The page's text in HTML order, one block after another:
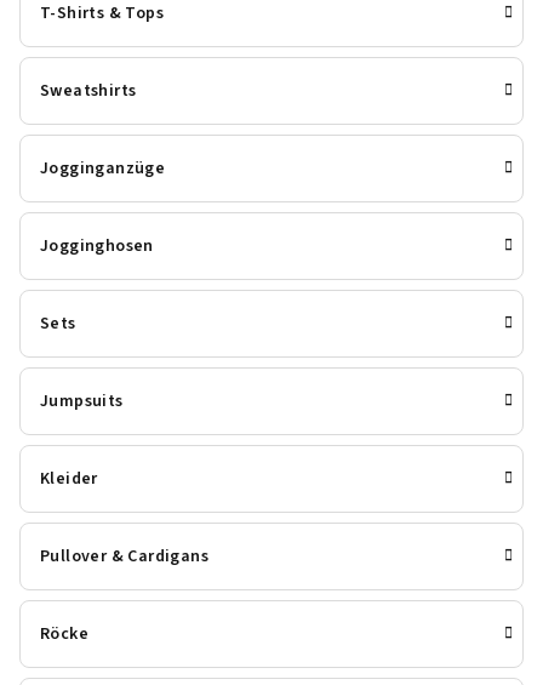
T-Shirts & Tops
Sweatshirts
Jogginganzüge
Jogginghosen
Sets
Jumpsuits
Kleider
Pullover & Cardigans
Röcke